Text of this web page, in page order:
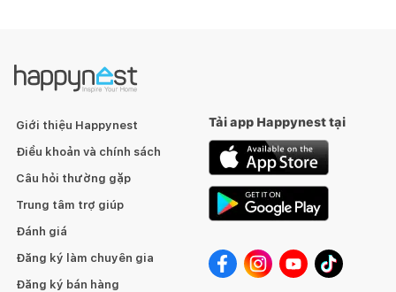
Giới thiệu Happynest
Điều khoản và chính sách
Câu hỏi thường gặp
Trung tâm trợ giúp
Đánh giá
Đăng ký làm chuyên gia
Đăng ký bán hàng
Tải app Happynest tại